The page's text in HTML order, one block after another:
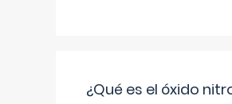
¿Qué es el óxido